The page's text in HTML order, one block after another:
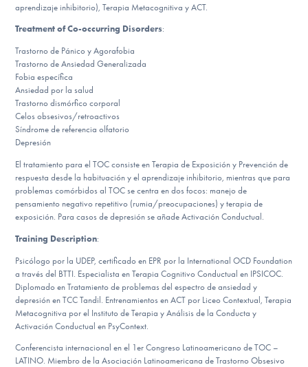
DONATE
Find Help
Learn More
Get Involved
aprendizaje inhibitorio), Terapia Metacognitiva y ACT.
Treatment of Co-occurring Disorders:
Trastorno de Pánico y Agorafobia
Trastorno de Ansiedad Generalizada
Fobia específica
Ansiedad por la salud
Trastorno dismórfico corporal
Celos obsesivos/retroactivos
Síndrome de referencia olfatorio
Depresión
El tratamiento para el TOC consiste en Terapia de Exposición y Prevención de
respuesta desde la habituación y el aprendizaje inhibitorio, mientras que para
problemas comórbidos al TOC se centra en dos focos: manejo de
pensamiento negativo repetitivo (rumia/preocupaciones) y terapia de
exposición. Para casos de depresión se añade Activación Conductual.
Training Description:
Psicólogo por la UDEP, certificado en EPR por la International OCD Foundation
a través del BTTI. Especialista en Terapia Cognitivo Conductual en IPSICOC.
Diplomado en Tratamiento de problemas del espectro de ansiedad y
depresión en TCC Tandil. Entrenamientos en ACT por Liceo Contextual, Terapia
Metacognitiva por el Instituto de Terapia y Análisis de la Conducta y
Activación Conductual en PsyContext.
Conferencista internacional en el 1er Congreso Latinoamericano de TOC –
LATINO. Miembro de la Asociación Latinoamericana de Trastorno Obsesivo